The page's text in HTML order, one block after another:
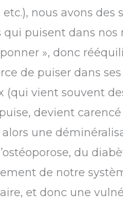
nous avons des
qui puisent dans nos
», donc
de puiser dans
(qui vient souvent
devient carencé
une
du
de notre
et donc une